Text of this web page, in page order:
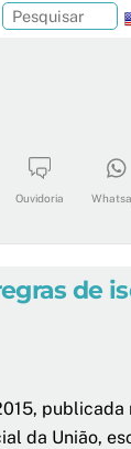
Ouvidoria
Pesquisar
de
da União,